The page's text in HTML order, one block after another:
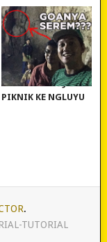
WISATA NGANJUK:
PIKNIK KE NGLUYU
.
TUTORIAL